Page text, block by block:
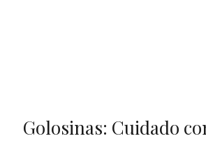
Golosinas: Cuidado